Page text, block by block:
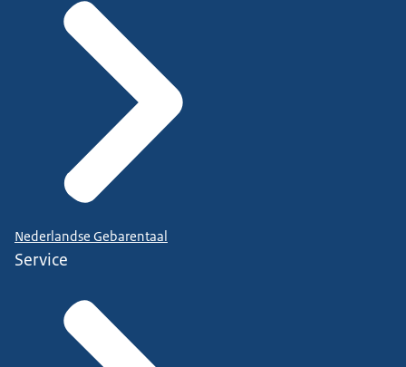
Nederlandse Gebarentaal
Service